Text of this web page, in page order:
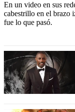
En un video en sus
cabestrillo en el brazo
fue lo que pasó.